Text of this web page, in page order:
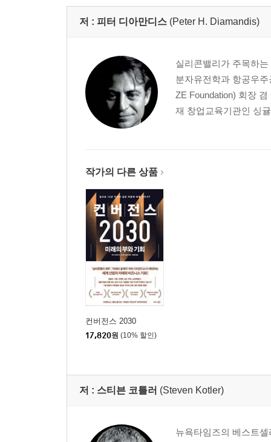
다하되 죽지 않을 만큼 ｜ 집단 몰입은 어떻게 일어
우주인이 아니어도 우주를 여행하는 방법 ｜ 국
피터의 법칙: 머피의 법칙은 개나 줘!
제6장 억만장자가 되려면 크게 생각하라
세상을 바꾼 네 사람 ｜ 일론 머스크: 화성 개척
제3부 어떻게 대담하게 실현시킬 것인가
제7장 떠오르는 10억 시장_ 크라우드소싱
프리랜서닷컴: 시간제로 양자역학 전문가를 빌
크라우드소싱 ｜ 크라우드소싱 방법론
제8장 돈 없이는 아이디어도 없다_ 크라우드펀딩
자본이 앞길을 가로막을 때 ｜ 빌어먹을 테슬라
제9장 커뮤니티를 형성하라
똑같은 열정을 가진 사람들 ｜ DIY 커뮤니티를
사람들의 참여를 극대화시키는 법 ｜ 경연대회
저 : 피터 디아만디스 (Peter H. Diamandis)
실리콘밸리가 주목하
분자유전학과 항공우
ZE Foundation) 회장
재 창업교육기관인 싱
작가의 다른 상품
컨버전스 2030
17,820원 (10% 할인)
저 : 스티븐 코틀러 (Steven Kotler)
뉴욕타임즈의 베스트